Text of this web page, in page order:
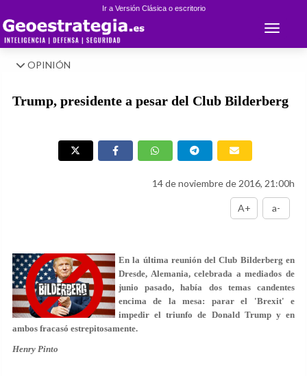
Ir a Versión Clásica o escritorio
Toggle
OPINIÓN
Trump, presidente a pesar del Club Bilderberg
14 de noviembre de 2016, 21:00h
A+ a-
En la última reunión delClub Bilderberg en
Dresde, Alemania, celebrada a mediados de
junio pasado, había dos temas candentes
encima de la mesa: parar el 'Brexit' e
impedir el triunfo de Donald Trumpy en
ambos fracasó estrepitosamente.
Henry Pinto